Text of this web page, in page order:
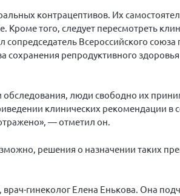
контрацептивов. Их
Кроме того, следует пересмотреть
Всероссийского
сохранения репродуктивного
люди свободно их
клинических рекомендации в
— отметил он.
решения о назначении таких
гинеколог Елена Енькова. Она